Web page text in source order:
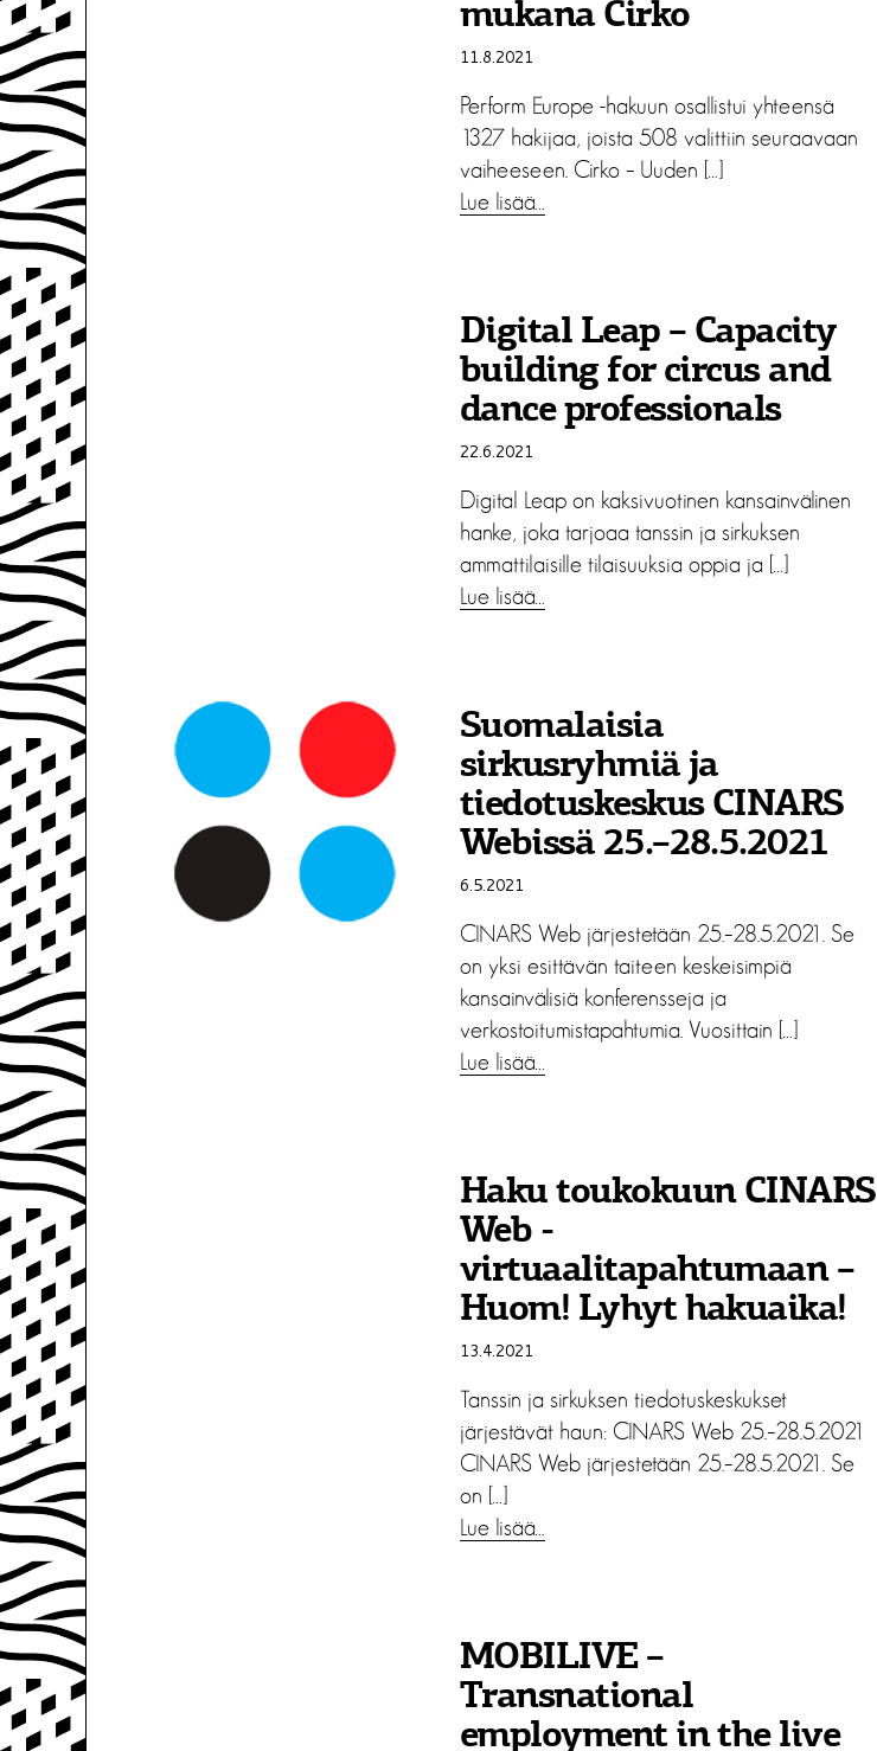
mukana Cirko
11.8.2021
Perform Europe -hakuun osallistui yhteensä
1327 hakijaa, joista 508 valittiin seuraavaan
vaiheeseen. Cirko – Uuden […]
Lue lisää…
Digital Leap – Capacity
building for circus and
dance professionals
22.6.2021
Digital Leap on kaksivuotinen kansainvälinen
hanke, joka tarjoaa tanssin ja sirkuksen
ammattilaisille tilaisuuksia oppia ja […]
Lue lisää…
Suomalaisia
sirkusryhmiä ja
tiedotuskeskus CINARS
Webissä 25.–28.5.2021
6.5.2021
CINARS Web järjestetään 25.–28.5.2021. Se
on yksi esittävän taiteen keskeisimpiä
kansainvälisiä konferensseja ja
verkostoitumistapahtumia. Vuosittain […]
Lue lisää…
Haku toukokuun CINARS
Web -
virtuaalitapahtumaan –
Huom! Lyhyt hakuaika!
13.4.2021
Tanssin ja sirkuksen tiedotuskeskukset
järjestävät haun: CINARS Web 25.–28.5.2021
CINARS Web järjestetään 25.–28.5.2021. Se
on […]
Lue lisää…
MOBILIVE –
Transnational
employment in the live